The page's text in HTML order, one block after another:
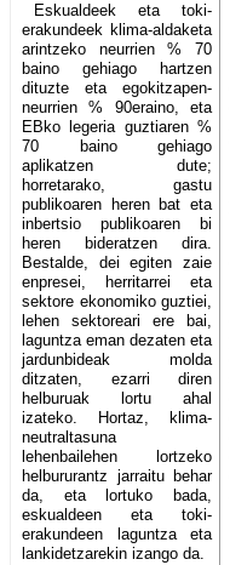
Eskualdeek eta toki-
erakundeek klima-aldaketa
arintzeko neurrien % 70
baino gehiago hartzen
dituzte eta egokitzapen-
neurrien % 90eraino, eta
EBko legeria guztiaren %
70 baino gehiago
aplikatzen dute;
horretarako, gastu
publikoaren heren bat eta
inbertsio publikoaren bi
heren bideratzen dira.
Bestalde, dei egiten zaie
enpresei, herritarrei eta
sektore ekonomiko guztiei,
lehen sektoreari ere bai,
laguntza eman dezaten eta
jardunbideak molda
ditzaten, ezarri diren
helburuak lortu ahal
izateko. Hortaz, klima-
neutraltasuna
lehenbailehen lortzeko
helbururantz jarraitu behar
da, eta lortuko bada,
eskualdeen eta toki-
erakundeen laguntza eta
lankidetzarekin izango da.